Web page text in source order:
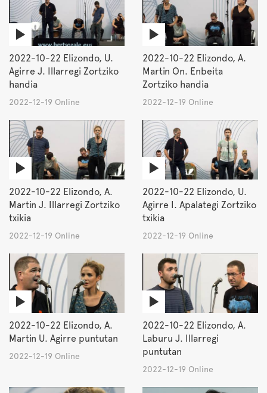
2022-10-22 Elizondo, U.
Agirre J. Illarregi Zortziko
handia
2022-12-19 Online
2022-10-22 Elizondo, A.
Martin On. Enbeita
Zortziko handia
2022-12-19 Online
2022-10-22 Elizondo, A.
Martin J. Illarregi Zortziko
txikia
2022-12-19 Online
2022-10-22 Elizondo, U.
Agirre I. Apalategi Zortziko
txikia
2022-12-19 Online
2022-10-22 Elizondo, A.
Martin U. Agirre puntutan
2022-12-19 Online
2022-10-22 Elizondo, A.
Laburu J. Illarregi
puntutan
2022-12-19 Online